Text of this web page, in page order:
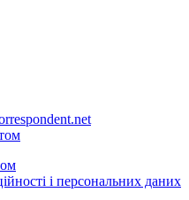
і персональних даних